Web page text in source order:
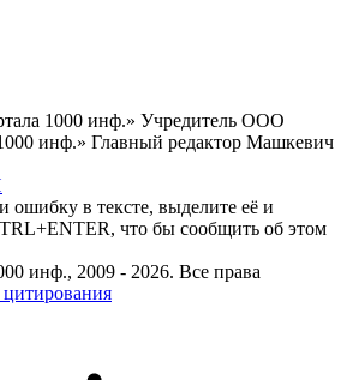
1000 инф.» Учредитель ООО
инф.» Главный редактор Машкевич
в тексте, выделите её и
что бы сообщить об этом
инф., 2009 - 2026. Все права